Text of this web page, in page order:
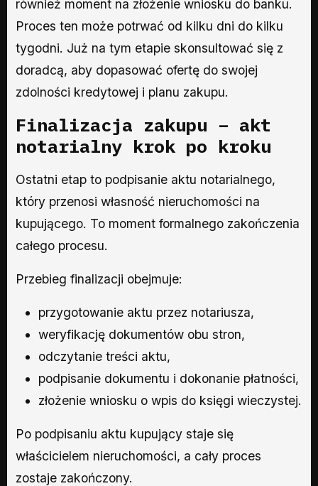
również moment na złożenie wniosku do banku.
Proces ten może potrwać od kilku dni do kilku
tygodni. Już na tym etapie skonsultować się z
doradcą, aby dopasować ofertę do swojej
zdolności kredytowej i planu zakupu.
Finalizacja zakupu – akt
notarialny krok po kroku
Ostatni etap to podpisanie aktu notarialnego,
który przenosi własność nieruchomości na
kupującego. To moment formalnego zakończenia
całego procesu.
Przebieg finalizacji obejmuje:
przygotowanie aktu przez notariusza,
weryfikację dokumentów obu stron,
odczytanie treści aktu,
podpisanie dokumentu i dokonanie płatności,
złożenie wniosku o wpis do księgi wieczystej.
Po podpisaniu aktu kupujący staje się
właścicielem nieruchomości, a cały proces
zostaje zakończony.